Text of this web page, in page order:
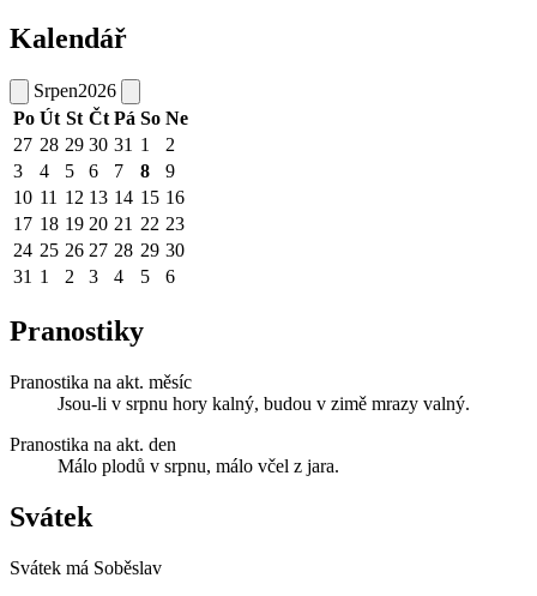
Kalendář
Srpen2026
Po Út St Čt Pá So Ne
27 28 29 30 31 1
2
3
4 5 6 7 8
9
10 11 12 13 14 15 16
17 18 19 20 21 22 23
24 25 26 27 28 29 30
31 1 2 3 4 5 6
Pranostiky
Pranostika na akt. měsíc
Jsou-li v srpnu hory kalný, budou v zimě mrazy valný.
Pranostika na akt. den
Málo plodů v srpnu, málo včel z jara.
Svátek
Svátek má Soběslav